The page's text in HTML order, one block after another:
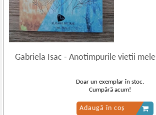
Gabriela Isac- Anotimpurile vietii mele
Doar un exemplar în stoc.
Cumpără acum!
Adaugă în coș